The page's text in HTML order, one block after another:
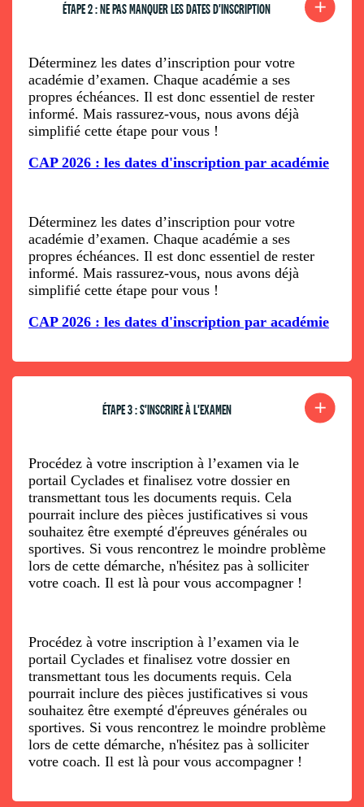
ÉTAPE 2 : NE PAS MANQUER LES DATES D'INSCRIPTION
Déterminez les dates d’inscription pour votre
académie d’examen. Chaque académie a ses
propres échéances. Il est donc essentiel de rester
informé. Mais rassurez-vous, nous avons déjà
simplifié cette étape pour vous !
CAP 2026 : les dates d'inscription par académie
Déterminez les dates d’inscription pour votre
académie d’examen. Chaque académie a ses
propres échéances. Il est donc essentiel de rester
informé. Mais rassurez-vous, nous avons déjà
simplifié cette étape pour vous !
CAP 2026 : les dates d'inscription par académie
ÉTAPE 3 : S'INSCRIRE À L'EXAMEN
Procédez à votre inscription à l’examen via le
portail Cyclades et finalisez votre dossier en
transmettant tous les documents requis. Cela
pourrait inclure des pièces justificatives si vous
souhaitez être exempté d'épreuves générales ou
sportives. Si vous rencontrez le moindre problème
lors de cette démarche, n'hésitez pas à solliciter
votre coach. Il est là pour vous accompagner !
Procédez à votre inscription à l’examen via le
portail Cyclades et finalisez votre dossier en
transmettant tous les documents requis. Cela
pourrait inclure des pièces justificatives si vous
souhaitez être exempté d'épreuves générales ou
sportives. Si vous rencontrez le moindre problème
lors de cette démarche, n'hésitez pas à solliciter
votre coach. Il est là pour vous accompagner !